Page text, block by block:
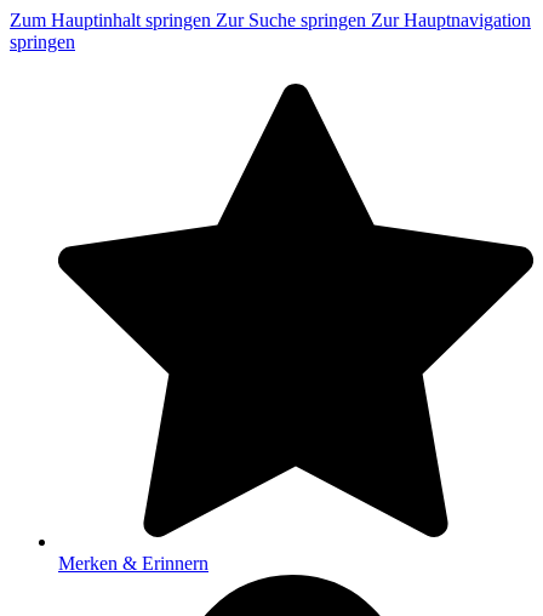
Zum Hauptinhalt springen Zur Suche springen Zur Hauptnavigation
springen
Merken & Erinnern